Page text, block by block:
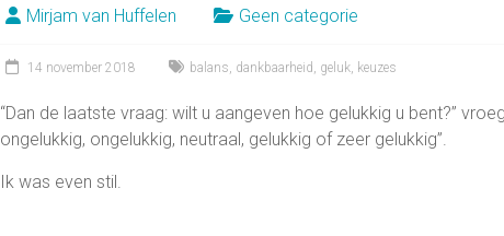
Mirjam van Huffelen Geen categorie
14 november 2018 balans, dankbaarheid , geluk, keuzes
“Dan de laatste vraag: wilt u aangeven hoe gelukkig u bent?”
ongelukkig, ongelukkig, neutraal, gelukkig of zeer gelukkig”.
Ik was even stil.